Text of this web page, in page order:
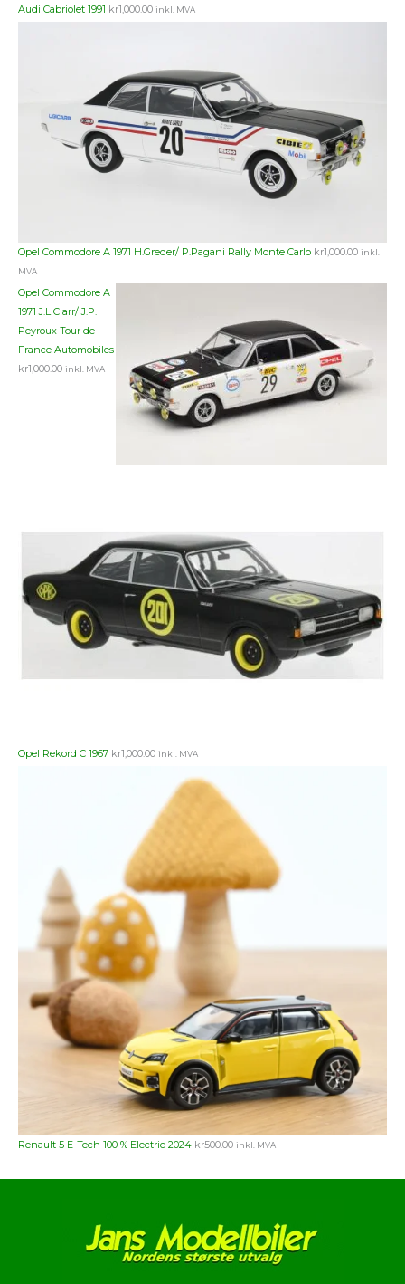
Audi Cabriolet 1991 kr1,000.00 inkl. MVA
Opel Commodore A 1971 H.Greder/ P.Pagani Rally Monte Carlo kr1,000.00 inkl.
MVA
Opel Commodore A
1971 J.L Clarr/ J.P.
Peyroux Tour de
France Automobiles
kr1,000.00 inkl. MVA
Opel Rekord C 1967 kr1,000.00 inkl. MVA
Renault 5 E-Tech 100 % Electric 2024 kr500.00 inkl. MVA